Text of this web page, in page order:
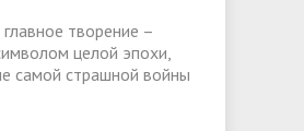
творение –
целой эпохи,
самой страшной войны